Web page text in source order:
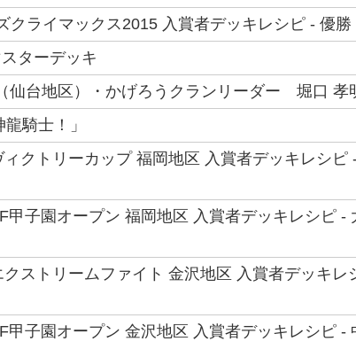
クライマックス2015 入賞者デッキレシピ - 優
ターデッキ
仙台地区）・かげろうクランリーダー 堀口 孝
騎士！」
ィクトリーカップ 福岡地区 入賞者デッキレ
甲子園オープン 福岡地区 入賞者デッキレシ
ストリームファイト 金沢地区 入賞者デッキレ
甲子園オープン 金沢地区 入賞者デッキレシピ